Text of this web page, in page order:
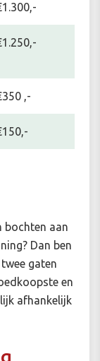
,-
bochten aan
Dan ben
gaten
en
afhankelijk